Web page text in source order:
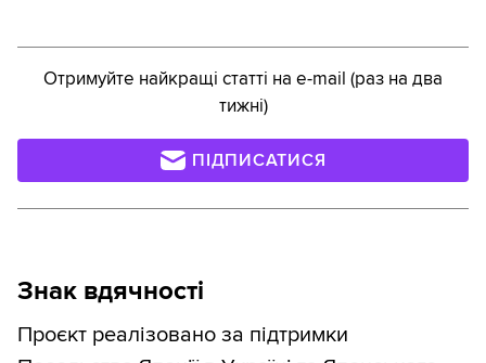
Отримуйте найкращі статті на e-mail (раз на два
тижні)
ПІДПИСАТИСЯ
Знак вдячності
Проєкт реалізовано за підтримки